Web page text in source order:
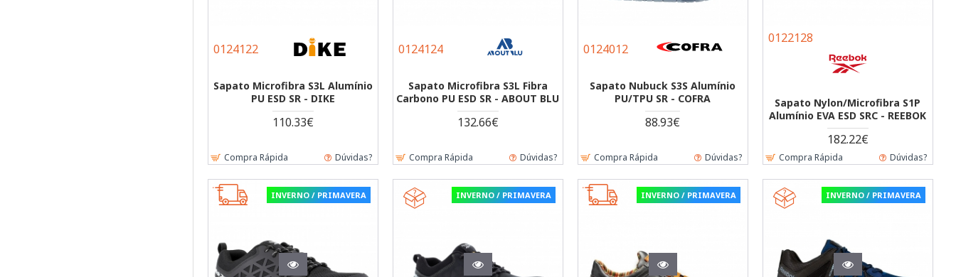
0124122
Sapato Microfibra S3L Alumínio
PU ESD SR - DIKE
110.33€
Compra Rápida Dúvidas?
0124124
Sapato Microfibra S3L Fibra
Carbono PU ESD SR - ABOUT BLU
132.66€
Compra Rápida Dúvidas?
0124012
Sapato Nubuck S3S Alumínio
PU/TPU SR - COFRA
88.93€
Compra Rápida Dúvidas?
0122128
Sapato Nylon/Microfibra S1P
Alumínio EVA ESD SRC - REEBOK
182.22€
Compra Rápida Dúvidas?
INVERNO / PRIMAVERA INVERNO / PRIMAVERA INVERNO / PRIMAVERA INVERNO / PRIMAVERA